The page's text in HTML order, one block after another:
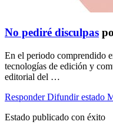
No pediré disculpas
En el periodo comprendido
tecnologías de edición y
editorial del …
Responder Difundir estado
Estado publicado con éxito